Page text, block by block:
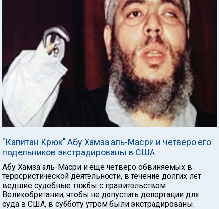
"Капитан Крюк" Абу Хамза аль-Масри и четверо его
подельников экстрадированы в США
Абу Хамза аль-Масри и еще четверо обвиняемых в
террористической деятельности, в течение долгих лет
ведшие судебные тяжбы с правительством
Великобритании, чтобы не допустить депортации для
суда в США, в субботу утром были экстрадированы.